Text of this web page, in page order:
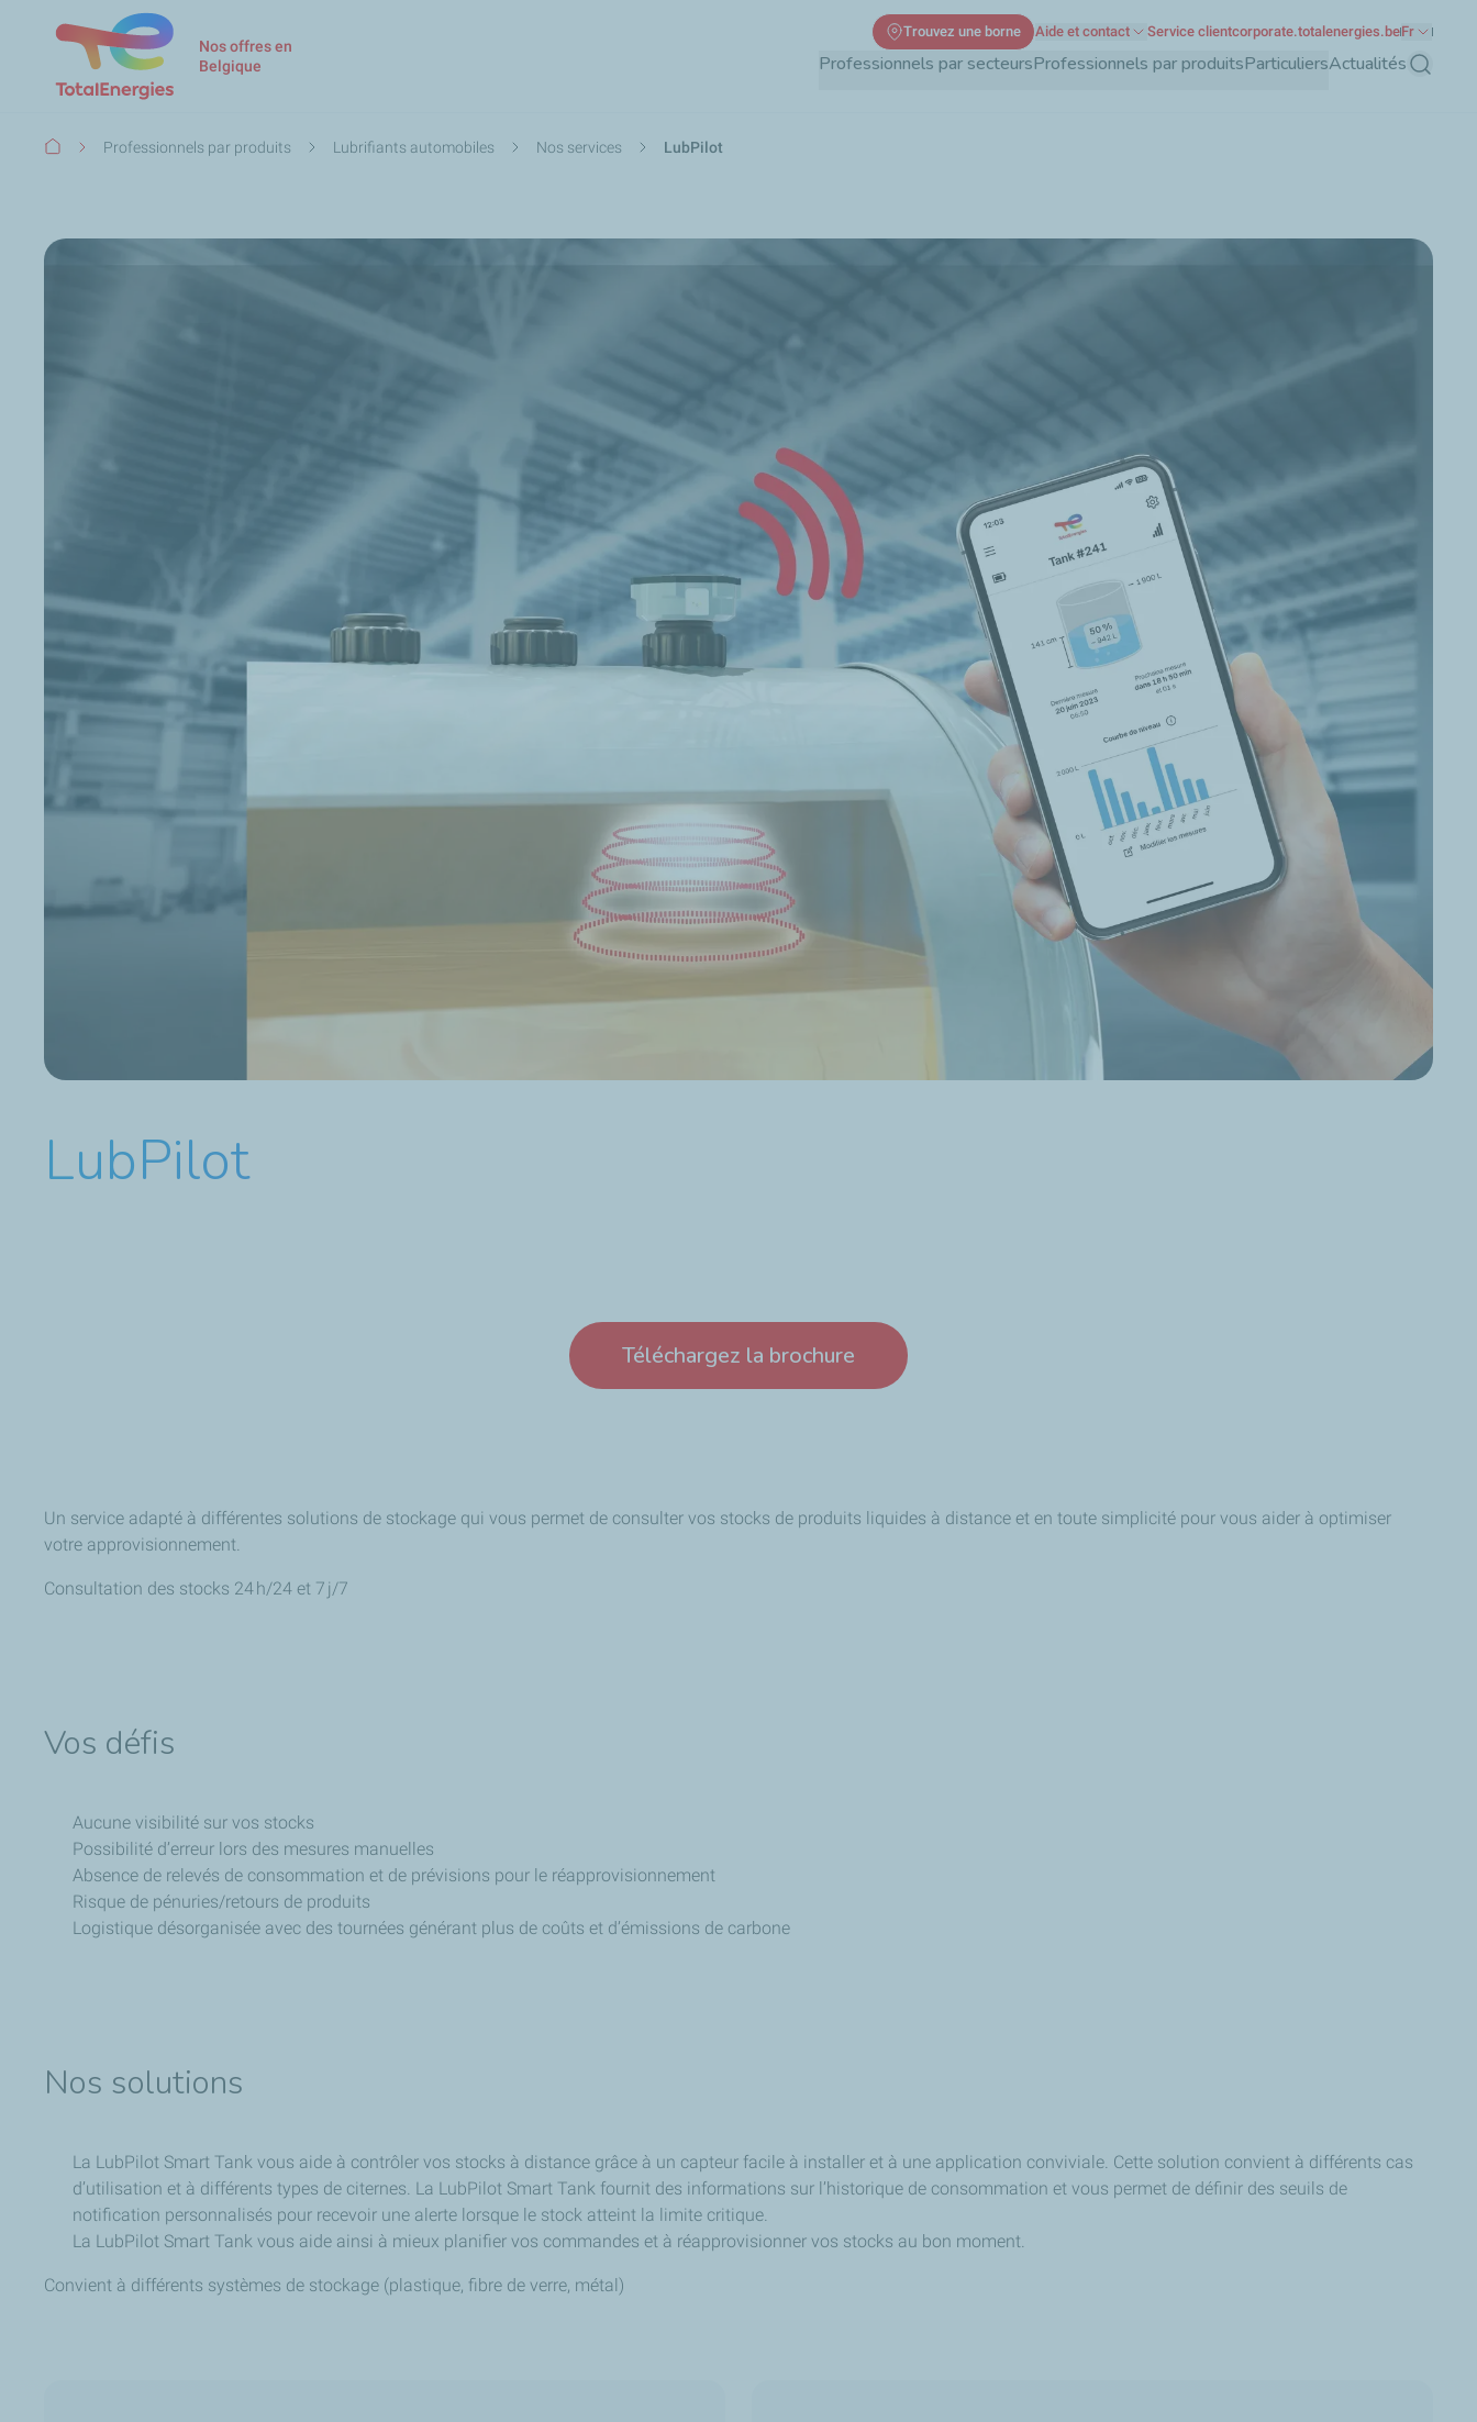
Nos offres en
Belgique
Professionnels par secteursProfessionnels par produitsParticuliersActualités
Trouvez une borne Aide et contact Service clientcorporate.totalenergies.beFr
Fil
Professionnels par produits Lubrifiants automobiles Nos services LubPilot
LubPilot
Téléchargez la brochure
Un service adapté à différentes solutions de stockage qui vous permet de consulter vos stocks de produits liquides à distance et en toute simplicité pour vous aider à optimiser
votre approvisionnement.
Consultation des stocks 24 h/24 et 7 j/7
Vos défis
Aucune visibilité sur vos stocks
Possibilité d’erreur lors des mesures manuelles
Absence de relevés de consommation et de prévisions pour le réapprovisionnement
Risque de pénuries/retours de produits
Logistique désorganisée avec des tournées générant plus de coûts et d’émissions de carbone
Nos solutions
La LubPilot Smart Tank vous aide à contrôler vos stocks à distance grâce à un capteur facile à installer et à une application conviviale. Cette solution convient à différents cas
d’utilisation et à différents types de citernes. La LubPilot Smart Tank fournit des informations sur l’historique de consommation et vous permet de définir des seuils de
notification personnalisés pour recevoir une alerte lorsque le stock atteint la limite critique.
La LubPilot Smart Tank vous aide ainsi à mieux planifier vos commandes et à réapprovisionner vos stocks au bon moment.
Convient à différents systèmes de stockage (plastique, fibre de verre, métal)